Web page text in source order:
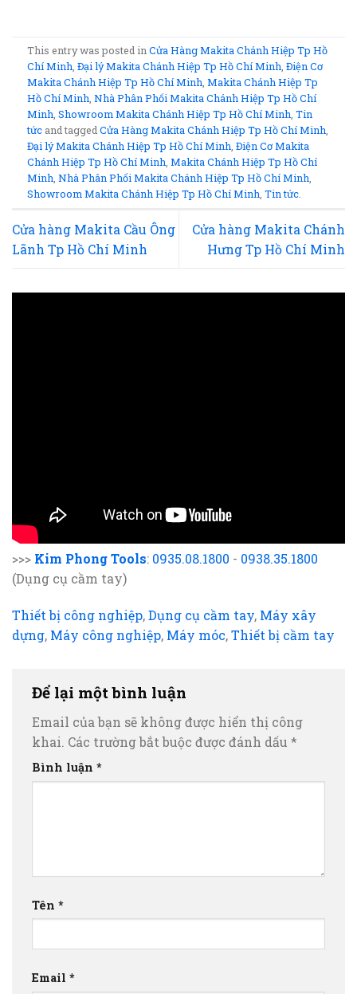
This entry was posted inCửa Hàng Makita Chánh Hiệp Tp Hồ
Chí Minh ,Đại lý Makita Chánh Hiệp Tp Hồ Chí Minh ,Điện Cơ
Makita Chánh Hiệp Tp Hồ Chí Minh ,Makita Chánh Hiệp Tp
Hồ Chí Minh ,Nhà Phân Phối Makita Chánh Hiệp Tp Hồ Chí
Minh ,Showroom Makita Chánh Hiệp Tp Hồ Chí Minh ,Tin
tức and taggedCửa Hàng Makita Chánh Hiệp Tp Hồ Chí Minh
Đại lý Makita Chánh Hiệp Tp Hồ Chí Minh ,Điện Cơ Makita
Chánh Hiệp Tp Hồ Chí Minh ,Makita Chánh Hiệp Tp Hồ Chí
Minh ,Nhà Phân Phối Makita Chánh Hiệp Tp Hồ Chí Minh
Showroom Makita Chánh Hiệp Tp Hồ Chí Minh ,Tin tức
Cửa hàng Makita Cầu Ông
Lãnh Tp Hồ Chí Minh
Cửa hàng Makita Chánh
Hưng Tp Hồ Chí Minh
>>> Kim Phong Tools: 0935.08.1800 - 0938.35.1800
(Dụng cụ cầm tay)
Thiết bị công nghiệp,Dụng cụ cầm tay, Máy xây
dựng, Máy công nghiệp, Máy móc,Thiết bị cầm tay
Để lại một bình luận
Email của bạn sẽ không được hiển thị công
khai. Các trường bắt buộc được đánh dấu *
Bình luận *
Tên *
Email *